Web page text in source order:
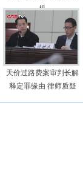
机
天价过路费案审判长解
释定罪缘由 律师质疑